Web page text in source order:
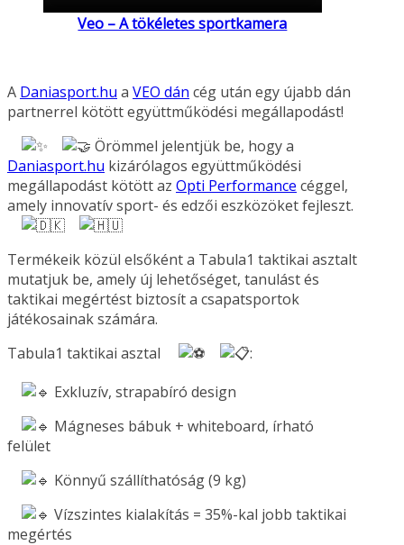
Veo – A tökéletes sportkamera
A Daniasport.hu a VEO dán cég után egy újabb dán
partnerrel kötött együttműködési megállapodást!
Örömmel jelentjük be, hogy a
Daniasport.hu kizárólagos együttműködési
megállapodást kötött az Opti Performance céggel,
amely innovatív sport- és edzői eszközöket fejleszt.
Termékeik közül elsőként a Tabula1 taktikai asztalt
mutatjuk be, amely új lehetőséget, tanulást és
taktikai megértést biztosít a csapatsportok
játékosainak számára.
Tabula1 taktikai asztal
:
Exkluzív, strapabíró design
Mágneses bábuk + whiteboard, írható
felület
Könnyű szállíthatóság (9 kg)
Vízszintes kialakítás = 35%-kal jobb taktikai
megértés